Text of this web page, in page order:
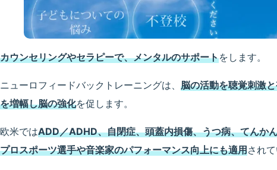
カウンセリングやセラピーで、メンタルのサポートをします。
ニューロフィードバックトレーニングは、 脳の活動を聴覚刺激
を増幅し脳の強化を促します。
欧米ではADD／ADHD、自閉症、頭蓋内損傷、うつ病、てんか
プロスポーツ選手や音楽家のパフォーマンス向上にも適用されて